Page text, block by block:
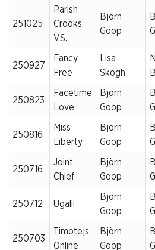
251025
Parish
Crooks
V.S.
Björn
Goop
250927
Fancy
Free
Lisa
Skogh
250823
Facetime
Love
Björn
Goop
250816
Miss
Liberty
Björn
Goop
250716
Joint
Chief
Björn
Goop
250712 Ugalli
Björn
Goop
250703
Timotejs
Online
Björn
Goop